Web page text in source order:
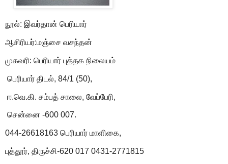
நூல்: இவர்தான் பெரியார்
ஆசிரியர்:மஞ்சை வசந்தன்
முகவரி: பெரியார் புத்தக நிலையம்
பெரியார் திடல், 84/1 (50),
ஈ.வெ.கி. சம்பத் சாலை, வேப்பேரி,
சென்னை -600 007.
044-26618163 பெரியார் மாளிகை,
புத்தூர், திருச்சி-620 017 0431-2771815